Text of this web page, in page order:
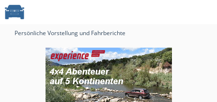
Persönliche Vorstellung und Fahrberichte